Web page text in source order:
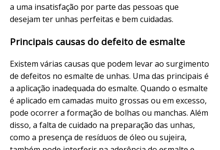
a uma insatisfação por parte das pessoas que
desejam ter unhas perfeitas e bem cuidadas.
Principais causas do defeito de esmalte
Existem várias causas que podem levar ao surgimento
de defeitos no esmalte de unhas. Uma das principais é
a aplicação inadequada do esmalte. Quando o esmalte
é aplicado em camadas muito grossas ou em excesso,
pode ocorrer a formação de bolhas ou manchas. Além
disso, a falta de cuidado na preparação das unhas,
como a presença de resíduos de óleo ou sujeira,